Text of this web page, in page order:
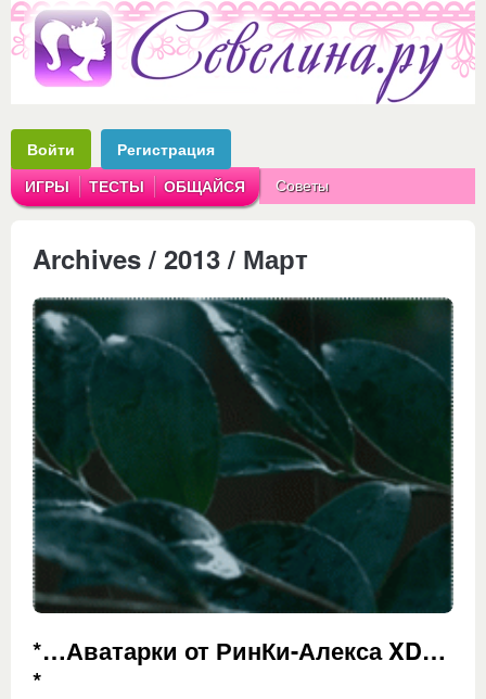
Войти Регистрация
ИГРЫ ТЕСТЫ ОБЩАЙСЯ Советы
Archives / 2013 / Март
*…Аватарки от РинКи-Алекса XD…
*